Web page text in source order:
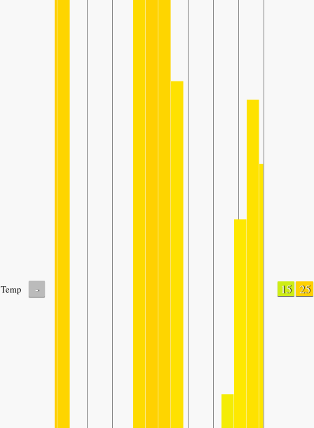
Temp - 15 25